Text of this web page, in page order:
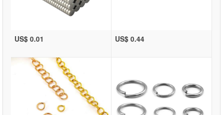
US$ 0.01 US$ 0.44